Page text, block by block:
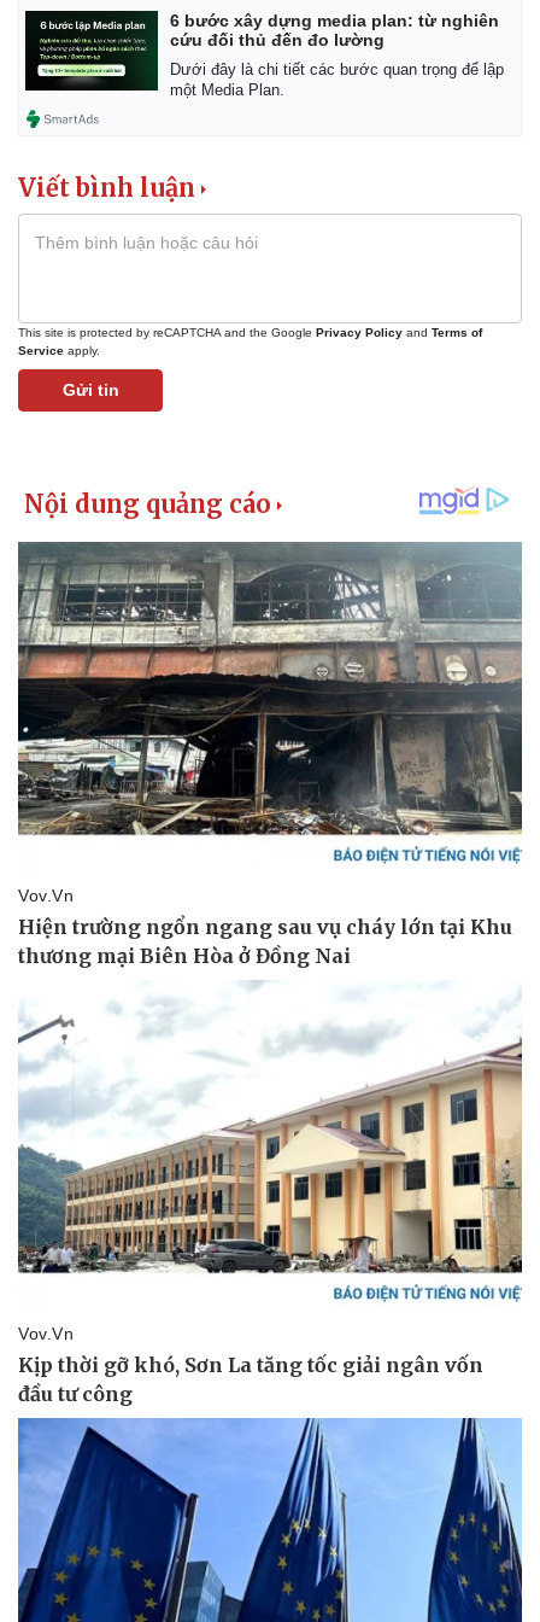
Pháp luật
Vụ án
Tin nóng
Tư vấn luật
Quân sự - Quốc phòng
Việt Nam
Phân tích
6 bước xây dựng media plan: từ nghiên
cứu đối thủ đến đo lường
Dưới đây là chi tiết các bước quan trọng để lập
một Media Plan.
Viết bình luận
This site is protected by reCAPTCHA and the Google Privacy Policy and Terms of
Service apply.
Gửi tin